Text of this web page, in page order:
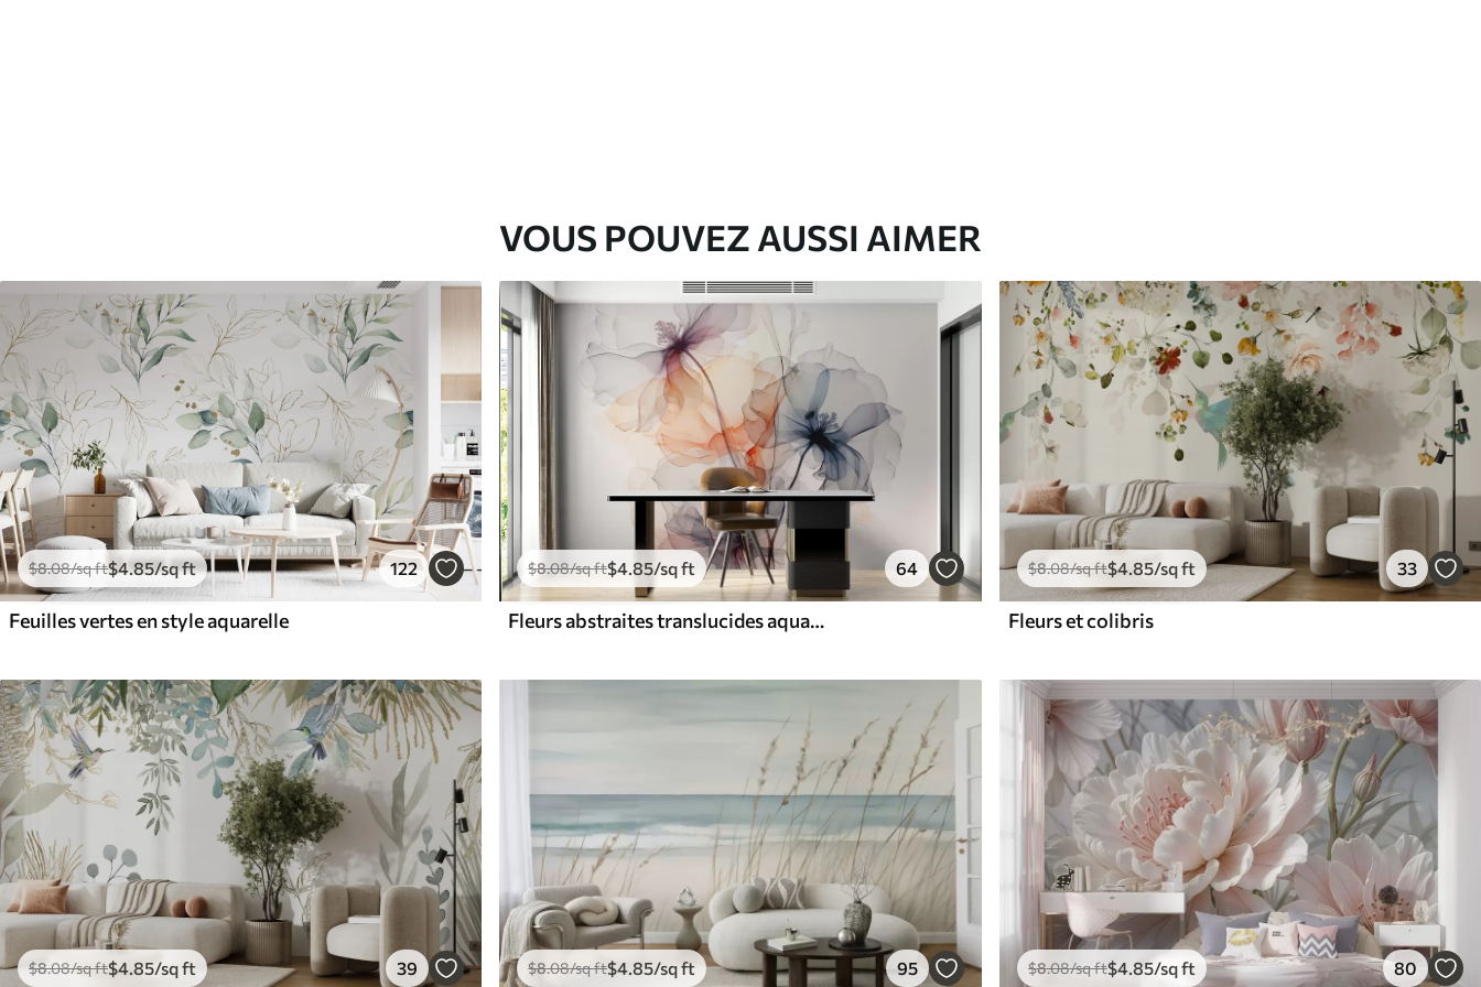
VOUS POUVEZ AUSSI AIMER
$8.08/sq ft$4.85/sq ft 122
Feuilles vertes en style aquarelle
$8.08/sq ft$4.85/sq ft 64
Fleurs abstraites translucides aquarelle liquide
$8.08/sq ft$4.85/sq ft 33
Fleurs et colibris
$8.08/sq ft$4 .85/sq ft 39 $8.08/sq ft$4 .85/sq ft 95 $8.08/sq ft$4.85/sq ft 80